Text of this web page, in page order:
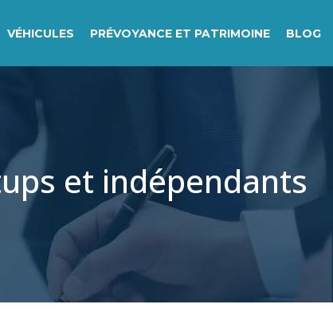
VÉHICULES PRÉVOYANCE ET PATRIMOINE BLOG
et indépendants